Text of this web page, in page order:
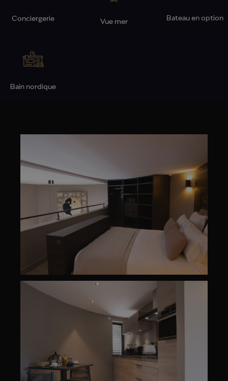
Conciergerie Vue mer Bateau en option
Bain nordique